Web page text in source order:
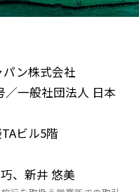
パン株式会社
一般社団法人 日本
ビル5階
、新井 悠美